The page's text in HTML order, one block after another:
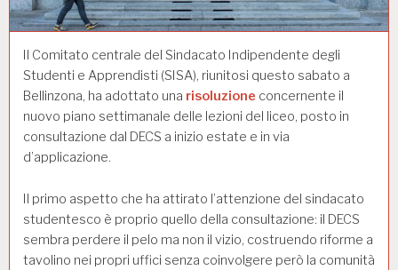
Il Comitato centrale del Sindacato Indipendente degli
Studenti e Apprendisti (SISA), riunitosi questo sabato a
Bellinzona, ha adottato una risoluzione concernente il
nuovo piano settimanale delle lezioni del liceo, posto in
consultazione dal DECS a inizio estate e in via
d’applicazione.
Il primo aspetto che ha attirato l’attenzione del sindacato
studentesco è proprio quello della consultazione: il DECS
sembra perdere il pelo ma non il vizio, costruendo riforme a
tavolino nei propri uffici senza coinvolgere però la comunità